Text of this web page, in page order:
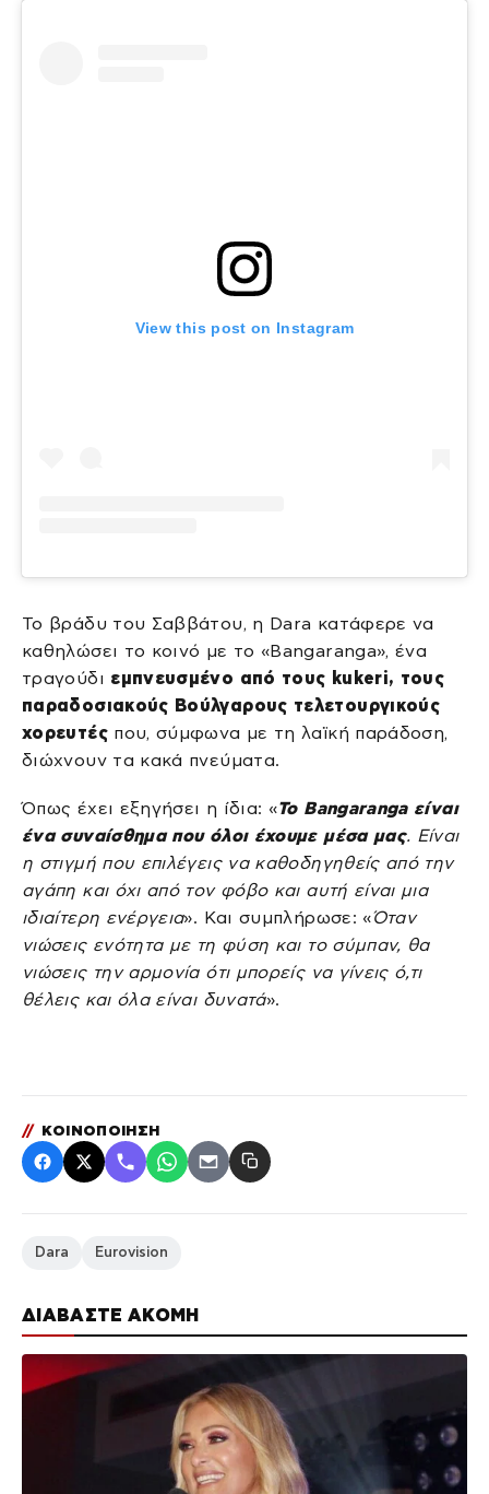
ΔΙΑΒΑΣΤΕ ΑΚΟΜΗ
View this post on Instagram
Το βράδυ του Σαββάτου, η Dara κατάφερε να
καθηλώσει το κοινό με το «Bangaranga», ένα
τραγούδι εμπνευσμένο από τους kukeri, τους
παραδοσιακούς Βούλγαρους τελετουργικούς
χορευτέςπου, σύμφωνα με τη λαϊκή παράδοση,
διώχνουν τα κακά πνεύματα.
Όπως έχει εξηγήσει η ίδια: «Το Bangaranga είναι
ένα συναίσθημα που όλοι έχουμε μέσα μας. Είναι
η στιγμή που επιλέγεις να καθοδηγηθείς από την
αγάπη και όχι από τον φόβο και αυτή είναι μια
ιδιαίτερη ενέργεια». Και συμπλήρωσε: «Όταν
νιώσεις ενότητα με τη φύση και το σύμπαν, θα
νιώσεις την αρμονία ότι μπορείς να γίνεις ό,τι
θέλεις και όλα είναι δυνατά».
// ΚΟΙΝΟΠΟΙΗΣΗ
Dara Eurovision